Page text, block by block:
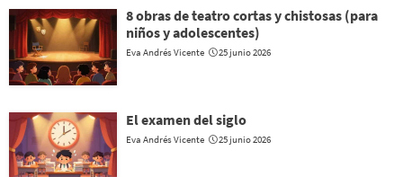
8 obras de teatro cortas y chistosas (para
niños y adolescentes)
Eva Andrés Vicente 25 junio 2026
El examen del siglo
Eva Andrés Vicente 25 junio 2026